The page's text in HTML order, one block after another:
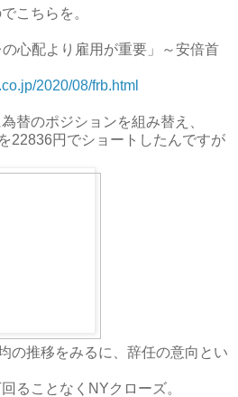
こちらを。
心配より雇用が重要」～安倍首
2020/08/frb.html
替のポジションを組み替え、
22836円でショートしたんですが
の推移をみるに、辞任の意向とい
ることなくNYクローズ。